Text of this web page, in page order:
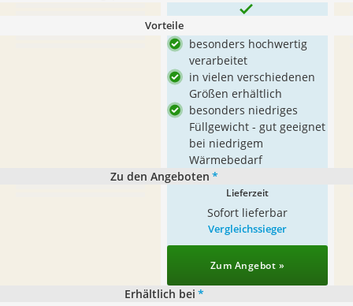
Vorteile
besonders hochwertig
verarbeitet
in vielen verschiedenen
Größen erhältlich
besonders niedriges
Füllgewicht - gut geeignet
bei niedrigem
Wärmebedarf
Zu den Angeboten *
Lieferzeit
Sofort lieferbar
Vergleichssieger
Zum Angebot »
Erhältlich bei *